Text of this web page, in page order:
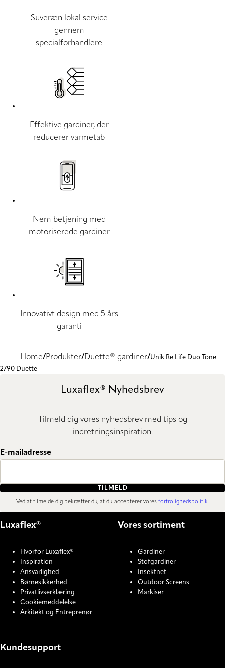
Suveræn lokal service
gennem
specialforhandlere
Effektive gardiner, der
reducerer varmetab
Nem betjening med
motoriserede gardiner
Innovativt design med 5 års
garanti
Home Produkter Duette® gardiner Unik Re Life Duo Tone
2790 Duette
Luxaflex® Nyhedsbrev
Tilmeld dig vores nyhedsbrev med tips og
indretningsinspiration.
E-mailadresse
TILMELD
Ved at tilmelde dig bekræfter du, at du accepterer vores fortrolighedspolitik.
Luxaflex®
Hvorfor Luxaflex®
Inspiration
Ansvarlighed
Børnesikkerhed
Privatlivserklæring
Cookiemeddelelse
Arkitekt og Entreprenør
Vores sortiment
Gardiner
Stofgardiner
Insektnet
Outdoor Screens
Markiser
Kundesupport